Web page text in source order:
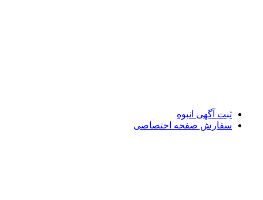
ثبت آگهی انبوه
سفارش صفحه اختصاصی